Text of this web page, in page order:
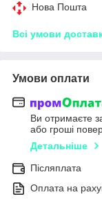
Нова Пошта
Всі умови
Умови оплати
Ви отримаєте
або гроші
Детальніше
Післяплата
Оплата на